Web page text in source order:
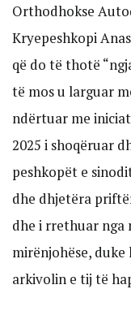
Orthodhokse
Kryepeshkopi
që do të thotë
të mos u larguar
ndërtuar me
2025 i shoqëruar
peshkopët e
dhe dhjetëra
dhe i rrethuar nga
mirënjohëse,
arkivolin e tij të